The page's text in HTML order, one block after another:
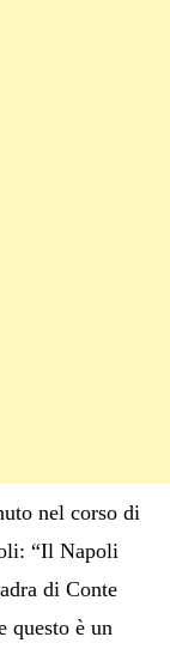
nel corso di
“Il Napoli
di Conte
questo è un